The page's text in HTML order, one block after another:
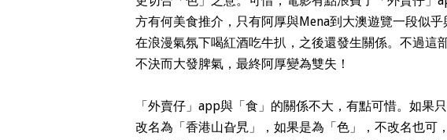
方有何美食推介，只有阿厚與Mena到大澳遊覽一段似乎
在浪漫氣氛下喝紅酒吃牛扒，之後還發生關係。不過這
不決而大發脾氣，最終阿厚變為雙失！
「外賣仔」app與「食」的關係不大，有點可惜。如果
改名為「香港山旮旯」，如果是為「色」，不改名也可